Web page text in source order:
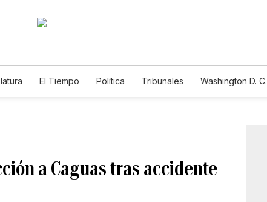
El Tiempo Política Tribunales Washington D. C.
a Caguas tras accidente